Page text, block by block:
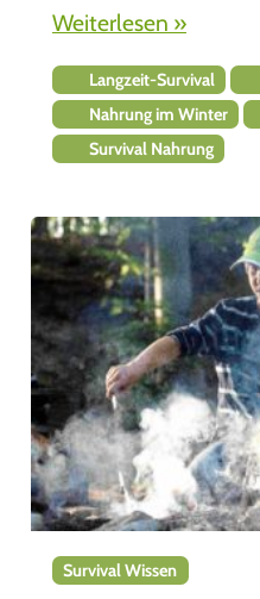
Weiterlesen »
Langzeit-Survival
Nahrung im Winter
Survival Nahrung
Survival Wissen